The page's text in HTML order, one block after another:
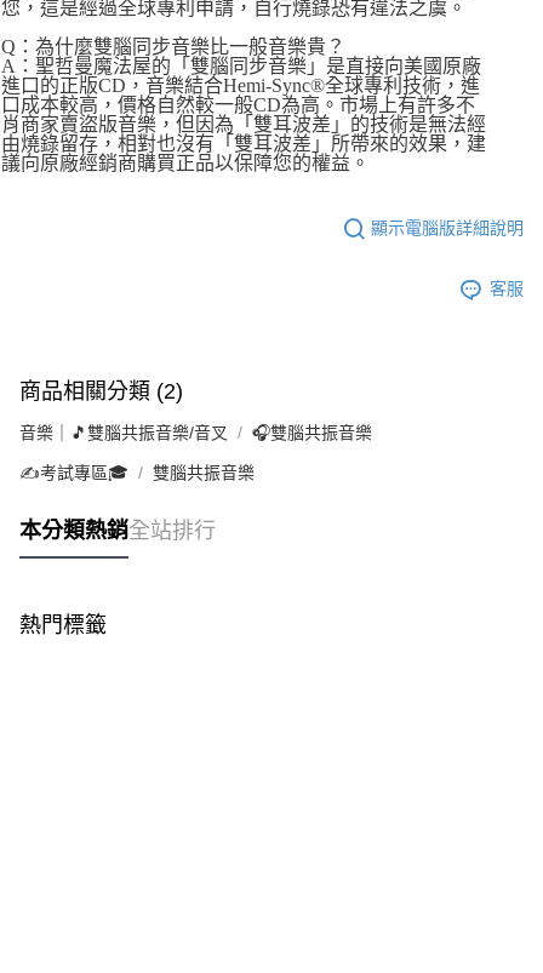
您，這是經過全球專利申請，自行燒錄恐有違法之虞。
Q：為什麼雙腦同步音樂比一般音樂貴？
A：聖哲曼魔法屋的「雙腦同步音樂」是直接向美國原廠
進口的正版CD，音樂結合Hemi-Sync®全球專利技術，進
口成本較高，價格自然較一般CD為高。市場上有許多不
肖商家賣盜版音樂，但因為「雙耳波差」的技術是無法經
由燒錄留存，相對也沒有「雙耳波差」所帶來的效果，建
議向原廠經銷商購買正品以保障您的權益。
顯示電腦版詳細說明
客服
商品相關分類 (2)
音樂｜🎵雙腦共振音樂/音叉 🎧雙腦共振音樂
✍️考試專區🎓 雙腦共振音樂
本分類熱銷全站排行
熱門標籤